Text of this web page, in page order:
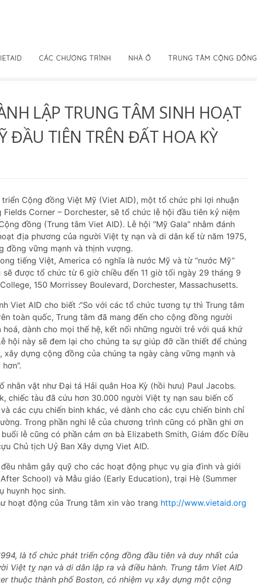
CÁC CHƯƠNG TRÌNH NHÀ Ở TRUNG TÂM CỘNG ĐỒNG
LẬP TRUNG TÂM SINH HOẠT
ĐẦU TIÊN TRÊN ĐẤT HOA KỲ
Cộng đồng Việt Mỹ (Viet AID), một tổ chức phi lợi nhuận
Corner – Dorchester, sẽ tổ chức lễ hội đầu tiên kỷ niệm
đồng (Trung tâm Viet AID). Lễ hội “Mỹ Gala” nhằm đánh
địa phương của người Việt tỵ nạn và di dân kể từ năm 1975,
đồng vững mạnh và thịnh vượng.
tiếng Việt, America có nghĩa là nước Mỹ và từ “nước Mỹ”
được tổ chức từ 6 giờ chiều đến 11 giờ tối ngày 29 tháng 9
150 Morrissey Boulevard, Dorchester, Massachusetts.
Viet AID cho biết :“So với các tổ chức tương tự thì Trung tâm
toàn quốc, Trung tâm đã mang đến cho cộng đồng người
dành cho mọi thế hệ, kết nối những người trẻ với quá khứ
hội này sẽ đem lại cho chúng ta sự giúp đỡ cần thiết để chúng
dựng cộng đồng của chúng ta ngày càng vững mạnh và
nhân vật như Đại tá Hải quân Hoa Kỳ (hồi hưu) Paul Jacobs.
chiếc tàu đã cứu hơn 30.000 người Việt tỵ nạn sau biến cố
các cựu chiến binh khác, vé dành cho các cựu chiến binh chỉ
Trong phần nghi lễ của chương trình cũng có phần ghi ơn
lễ cũng có phần cảm ơn bà Elizabeth Smith, Giám đốc Điều
Chủ tịch Uỷ Ban Xây dựng Viet AID.
nhằm gây quỹ cho các hoạt động phục vụ gia đình và giới
School) và Mẫu giáo (Early Education), trại Hè (Summer
huynh học sinh.
hoạt động của Trung tâm xin vào trang http://www.vietaid.org
là tổ chức phát triển cộng đồng đầu tiên và duy nhất của
Việt tỵ nạn và di dân lập ra và điều hành. Trung tâm Viet AID
thuộc thành phố Boston, có nhiệm vụ xây dựng một cộng